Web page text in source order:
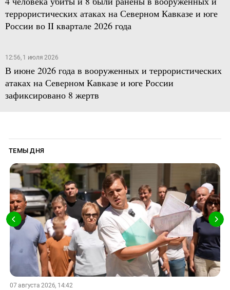
террористических атаках на Северном Кавказе и юге
России во II квартале 2026 года
12:56, 1 июля 2026
В июне 2026 года в вооруженных и террористических
атаках на Северном Кавказе и юге России
зафиксировано 8 жертв
ТЕМЫ ДНЯ
07 августа 2026, 14:42